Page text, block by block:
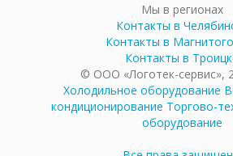
Мы в регионах
Контакты в
Контакты в
Контакты в
© ООО «Логотек-сервис»,
Холодильное оборудование
кондиционирование Торгово-
оборудование